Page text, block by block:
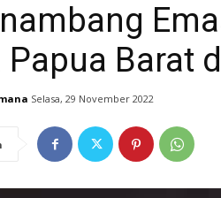
Papua Barat
Selasa, 29 November 2022